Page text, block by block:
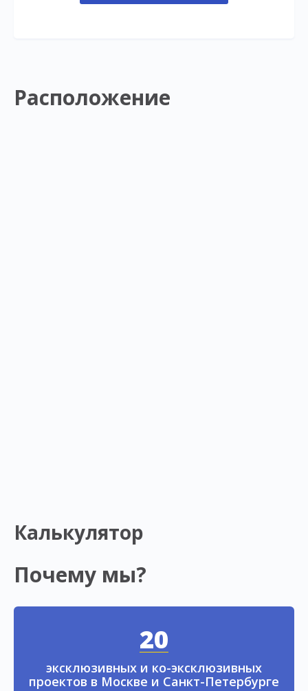
Расположение
Калькулятор
Почему мы?
20
эксклюзивных и ко-эксклюзивных
проектов в Москве и Санкт-Петербурге